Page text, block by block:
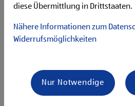
Bereitschaft zu körperlich
angenehme Einkaufsatmosphäre
zuverlässige und organisierte
Angebote, die mich
1.000 € HOFER Reisen- oder
zusätzlich 1.500 € bei
diese Übermittlung in Drittstaaten.
Nähere Informationen zum
Widerrufsmöglichkeiten
Nur Notwendige